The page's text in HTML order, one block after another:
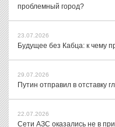
проблемный город?
23.07.2026
Будущее без Кабца: к чему
29.07.2026
Путин отправил в отставку
22.07.2026
Сети АЗС оказались не в